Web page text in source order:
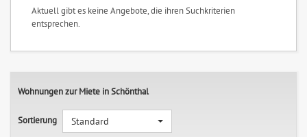
Aktuell gibt es keine Angebote, die ihren Suchkriterien
entsprechen.
Wohnungen zur Miete in Schönthal
Sortierung
Standard